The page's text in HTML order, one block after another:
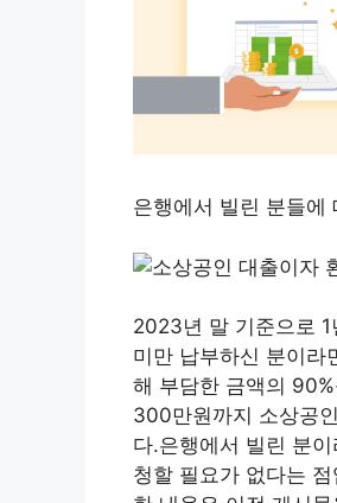
은행에서 빌린 분들에
2023년 말 기준으로
미만 납부하신 분이라
해 부담한 금액의
300만원까지 소상공
다.은행에서 빌린 분
청할 필요가 없다는